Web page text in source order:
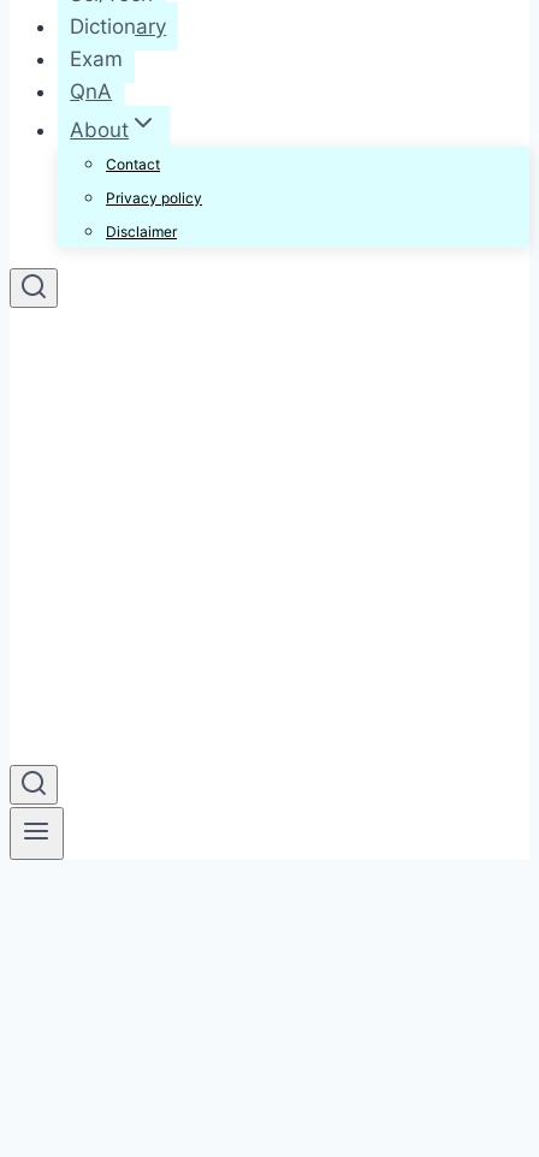
Dictionary
Exam
QnA
About
Contact
Privacy policy
Disclaimer